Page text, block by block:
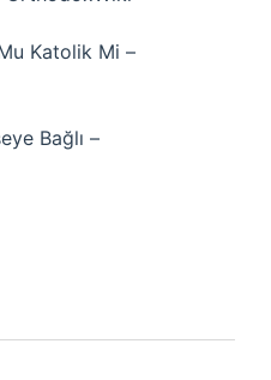
Katolik Mi –
Bağlı –